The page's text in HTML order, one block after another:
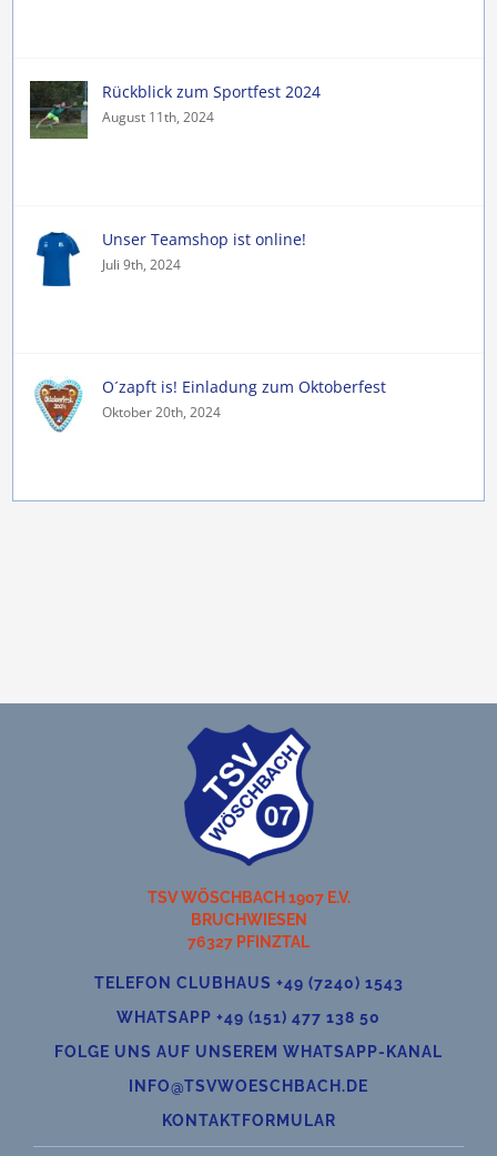
Rückblick zum Sportfest 2024
August 11th, 2024
Unser Teamshop ist online!
Juli 9th, 2024
O´zapft is! Einladung zum Oktoberfest
Oktober 20th, 2024
TSV WÖSCHBACH 1907 E.V.
BRUCHWIESEN
76327 PFINZTAL
TELEFON CLUBHAUS +49 (7240) 1543
WHATSAPP +49 (151) 477 138 50
FOLGE UNS AUF UNSEREM WHATSAPP-KANAL
INFO@TSVWOESCHBACH.DE
KONTAKTFORMULAR